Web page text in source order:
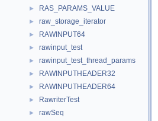
► RAS_PARAMS_VALUE
► raw_storage_iterator
► RAWINPUT64
► rawinput_test
► rawinput_test_thread_params
► RAWINPUTHEADER32
► RAWINPUTHEADER64
► RawriterTest
► rawSeq